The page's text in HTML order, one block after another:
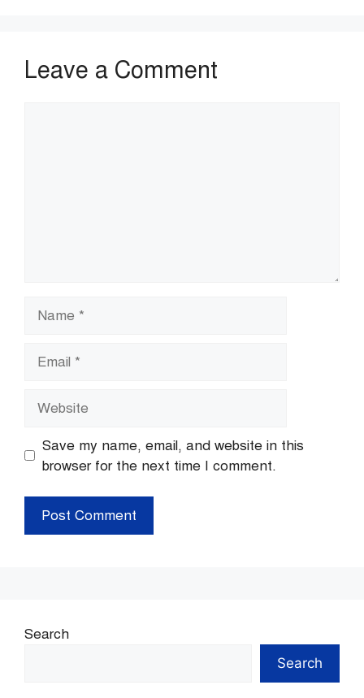
Leave a Comment
Save my name, email, and website in this
browser for the next time I comment.
Search
Search